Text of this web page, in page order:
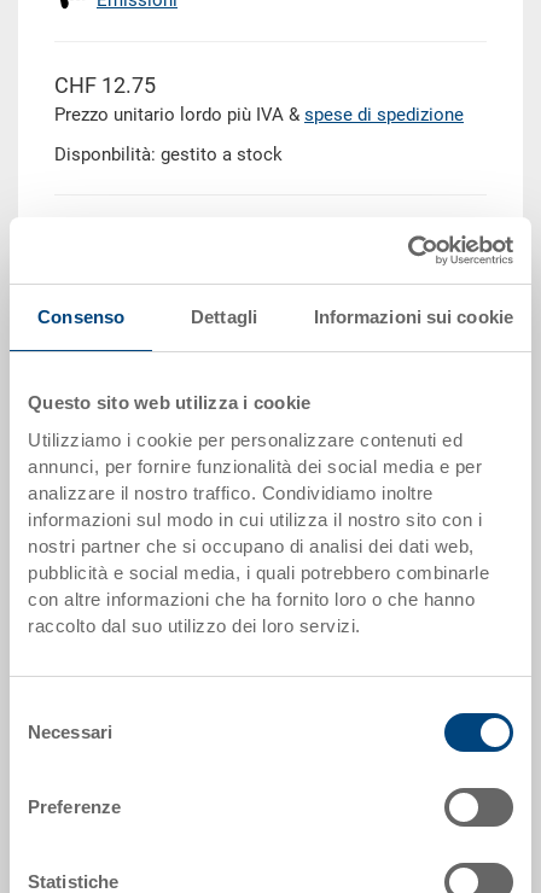
Consenso Dettagli Informazioni sui cookie
Questo sito web utilizza i cookie
Utilizziamo i cookie per personalizzare contenuti ed
annunci, per fornire funzionalità dei social media e per
analizzare il nostro traffico. Condividiamo inoltre
informazioni sul modo in cui utilizza il nostro sito con i
nostri partner che si occupano di analisi dei dati web,
pubblicità e social media, i quali potrebbero combinarle
con altre informazioni che ha fornito loro o che hanno
raccolto dal suo utilizzo dei loro servizi.
delNecessari
Preferenze
Statistiche
CHF 12.75
Prezzo unitario lordo più IVA & spese di spedizione
Disponbilità: gestito a stock
Scaglioni per quantità
da 10 pezzi CHF 11.50
da 50 pezzi CHF 10.45
da 100 pezzi CHF 9.55
da 250 pezzi CHF 8.30
600 x 400 x 28 mm